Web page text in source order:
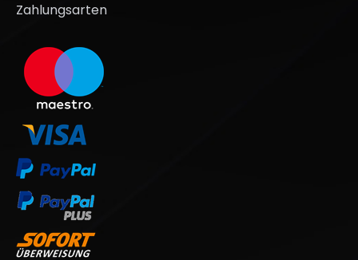
Zahlungsarten